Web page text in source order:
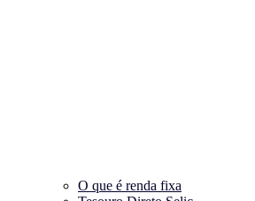
O que é renda fixa